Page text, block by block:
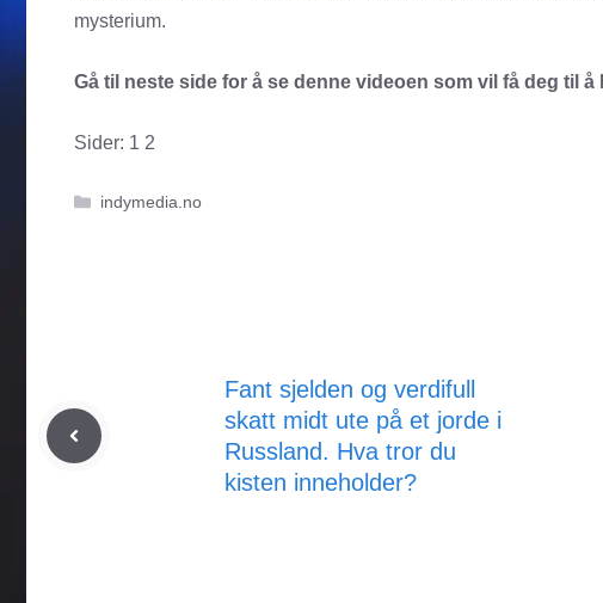
mysterium.
Gå til neste side for å se denne videoen som vil få deg til å
Sider: 1 2
Kategorier
indymedia.no
Fant sjelden og verdifull
skatt midt ute på et jorde i
Russland. Hva tror du
kisten inneholder?